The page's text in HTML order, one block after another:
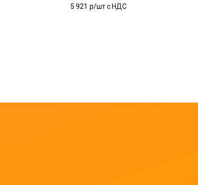
5 921 р/шт c НДС